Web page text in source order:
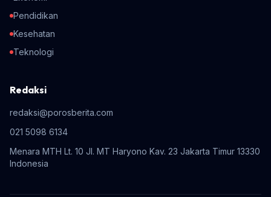
Pendidikan
Kesehatan
Teknologi
Redaksi
redaksi@porosberita.com
021 5098 6134
Menara MTH Lt. 10 Jl. MT Haryono Kav. 23 Jakarta Timur 13330
Indonesia